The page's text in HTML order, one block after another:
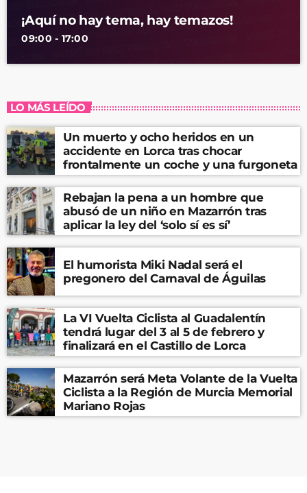
¡Aquí no hay tema, hay temazos!
09:00 - 17:00
LO MÁS LEÍDO
Un muerto y ocho heridos en un
accidente en Lorca tras chocar
frontalmente un coche y una furgoneta
Rebajan la pena a un hombre que
abusó de un niño en Mazarrón tras
aplicar la ley del ‘solo sí es sí’
El humorista Miki Nadal será el
pregonero del Carnaval de Águilas
La VI Vuelta Ciclista al Guadalentín
tendrá lugar del 3 al 5 de febrero y
finalizará en el Castillo de Lorca
Mazarrón será Meta Volante de la Vuelta
Ciclista a la Región de Murcia Memorial
Mariano Rojas